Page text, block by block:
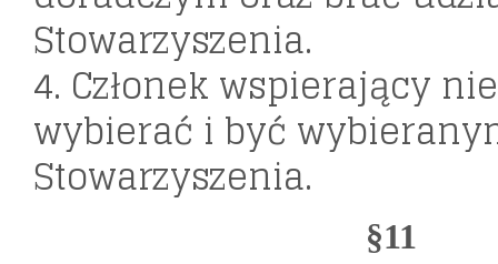
Stowarzyszenia.
4. Członek wspierający
wybierać i być
Stowarzyszenia.
§11